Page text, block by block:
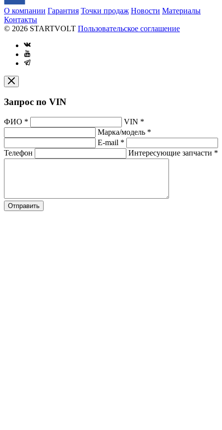
О компании Гарантия Точки продаж Новости Материалы
Контакты
© 2026 STARTVOLT Пользовательское соглашение
Запрос по VIN
ФИО * VIN *
Марка/модель *
E-mail *
Телефон
Интересующие запчасти *